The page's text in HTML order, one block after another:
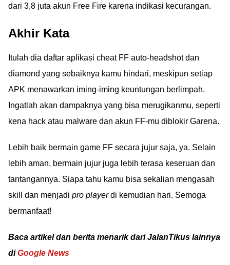
dari 3,8 juta akun Free Fire karena indikasi kecurangan.
Akhir Kata
Itulah dia daftar aplikasi cheat FF auto-headshot dan
diamond yang sebaiknya kamu hindari, meskipun setiap
APK menawarkan iming-iming keuntungan berlimpah.
Ingatlah akan dampaknya yang bisa merugikanmu, seperti
kena hack atau malware dan akun FF-mu diblokir Garena.
Lebih baik bermain game FF secara jujur saja, ya. Selain
lebih aman, bermain jujur juga lebih terasa keseruan dan
tantangannya. Siapa tahu kamu bisa sekalian mengasah
skill dan menjadi pro playerdi kemudian hari. Semoga
bermanfaat!
Baca artikel dan berita menarik dari JalanTikus lainnya
diGoogle News